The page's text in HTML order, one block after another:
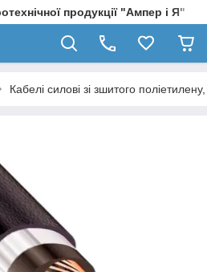
продукції "Ампер і Я"
Кабелі силові зі зшитого